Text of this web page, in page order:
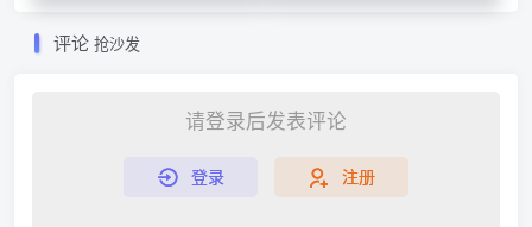
评论 抢沙发
请登录后发表评论
登录 注册